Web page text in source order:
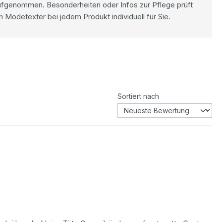
Besonderheiten oder Infos zur Pflege prüft
Modetexter bei jedem Produkt individuell für Sie.
Sortiert nach